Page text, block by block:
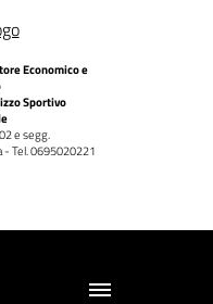
Economico e
Sportivo
e segg.
- Tel. 0695020221